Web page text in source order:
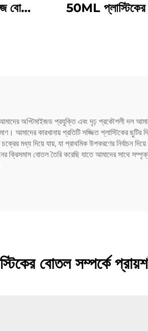
বোতল
50ML
অপ্টিমাইজড প্রযুক্তি এবং দৃঢ় প্রকৌশলী দল
আমাদের কারখানায় প্রতিটি সজ্জিত প্লাস্টিকের
মধ্য দিয়ে যায়, যা প্রাথমিক উপকরণের নির্বাচন
ক্রিসমাস বোতল তৈরি করেছি যাতে আমাদের সাথে
বোতল সম্পর্কে